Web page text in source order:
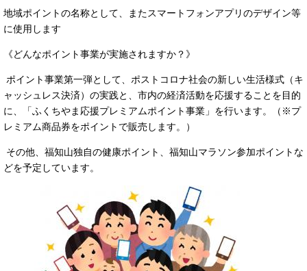
地域ポイントの名称として、またスマートフォンアプリのデザイン等
に使用します
《どんなポイント事業が実施されますか？》
ポイント事業第一弾として、ポストコロナ社会の新しい生活様式（キ
ャッシュレス決済）の実践と、市内の経済活動を応援することを目的
に、「ふくちやま応援プレミアムポイント事業」を行います。（※プ
レミアム商品券をポイントで販売します。）
その他、福知山独自の健康ポイント、福知山マラソン参加ポイントな
どを予定しています。